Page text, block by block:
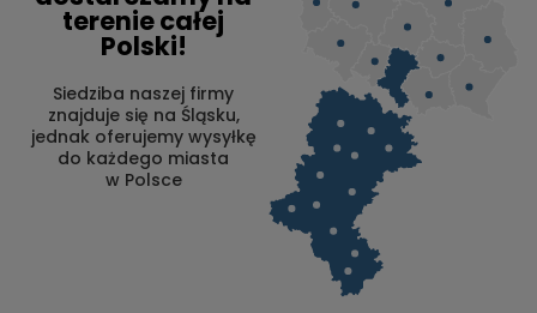
terenie całej
Polski!
Siedziba naszej firmy
znajduje się na Śląsku,
jednak oferujemy wysyłkę
do każdego miasta
w Polsce